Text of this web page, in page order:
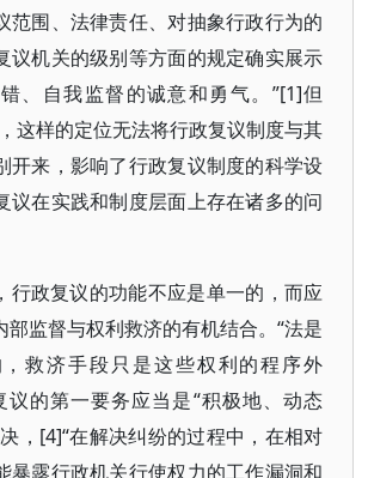
范围、法律责任、对抽象行政行为的
议机关的级别等方面的规定确实展示
、自我监督的诚意和勇气。”[1]但
这样的定位无法将行政复议制度与其
开来，影响了行政复议制度的科学设
议在实践和制度层面上存在诸多的问
行政复议的功能不应是单一的，而应
部监督与权利救济的有机结合。“法是
救济手段只是这些权利的程序外
议的第一要务应当是“积极地、动态
，[4]“在解决纠纷的过程中，在相对
暴露行政机关行使权力的工作漏洞和